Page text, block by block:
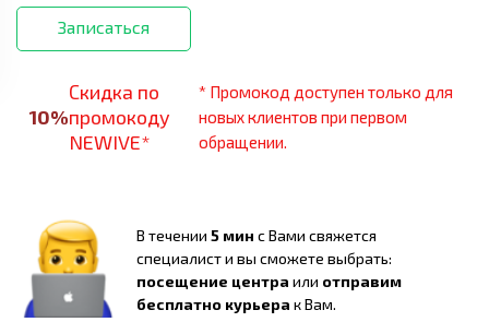
Записаться
10%
Скидка по
промокоду
NEWIVE*
* Промокод доступен только для
новых клиентов при первом
обращении.
В течении 5 мин с Вами свяжется
специалист и вы сможете выбрать:
посещение центра или отправим
бесплатно курьера к Вам.